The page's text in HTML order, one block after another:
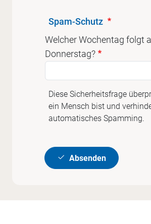
Spam-Schutz
Welcher Wochentag folgt
Donnerstag?
Diese Sicherheitsfrage
ein Mensch bist und
automatisches Spamming.
Absenden